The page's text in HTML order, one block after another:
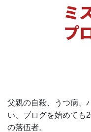
ミ
プ
父親の自殺、うつ病、
い、ブログを始めても
の落伍者。